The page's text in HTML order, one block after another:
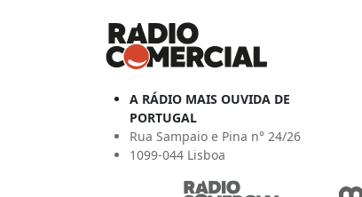
A RÁDIO MAIS OUVIDA DE
PORTUGAL
Rua Sampaio e Pina n° 24/26
1099-044 Lisboa